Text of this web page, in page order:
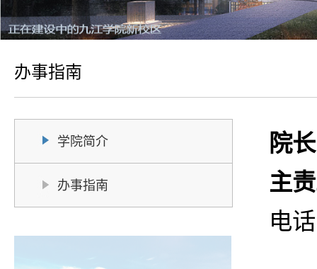
办事指南
学院简介
办事指南
院长
主
电